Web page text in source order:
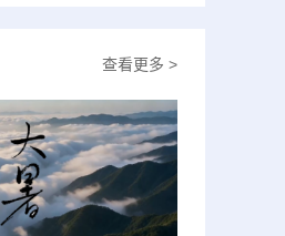
查看更多 >